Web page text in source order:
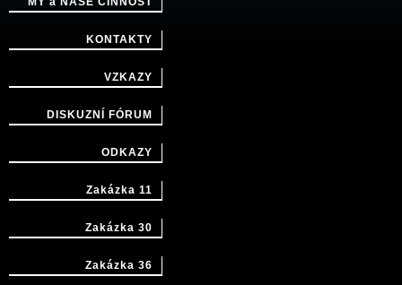
KONTAKTY
VZKAZY
DISKUZNÍ FÓRUM
ODKAZY
Zakázka 11
Zakázka 30
Zakázka 36